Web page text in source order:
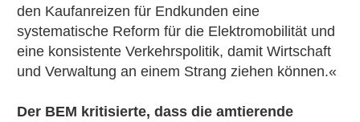
den Kaufanreizen für Endkunden eine
systematische Reform für die Elektromobilität und
eine konsistente Verkehrspolitik, damit Wirtschaft
und Verwaltung an einem Strang ziehen können.«
Der BEM kritisierte, dass die amtierende